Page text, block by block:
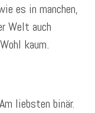
es in manchen,
Welt auch
kaum.
liebsten binär.